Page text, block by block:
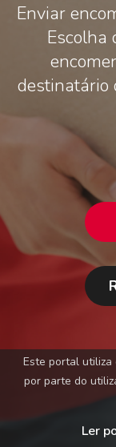
Enviar
Escolha
destinatário
Este portal utiliza
por parte do
Ler